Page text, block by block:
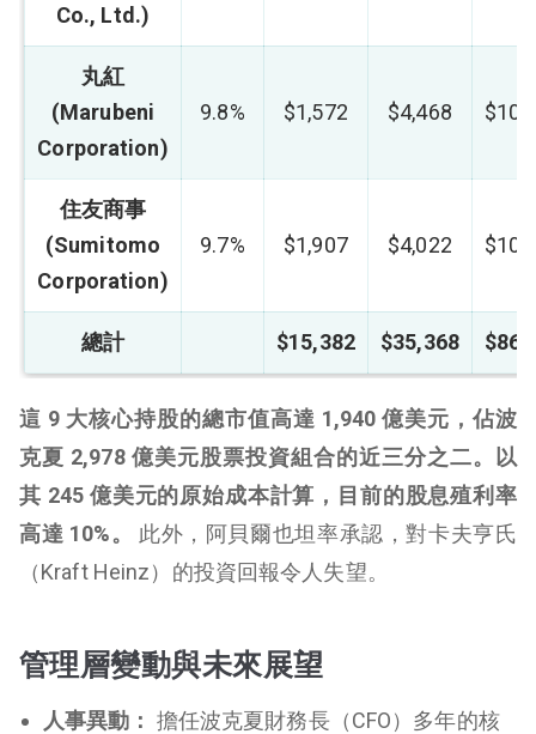
Co., Ltd.)
丸紅
(Marubeni
Corporation)
9.8% $1,572 $4,468 $105
住友商事
(Sumitomo
Corporation)
9.7% $1,907 $4,022 $102
總計 $15,382 $35,368 $862
這 9 大核心持股的總市值高達 1,940 億美元，佔波
克夏 2,978 億美元股票投資組合的近三分之二。以
其 245 億美元的原始成本計算，目前的股息殖利率
高達 10%。
此外，阿貝爾也坦率承認，對卡夫亨氏
（Kraft Heinz）的投資回報令人失望。
管理層變動與未來展望
人事異動： 擔任波克夏財務長（CFO）多年的核